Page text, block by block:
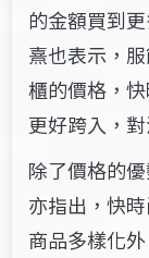
的金額買到
熹也表示，
櫃的價格，
更好跨入，
除了價格的
亦指出，快
商品多樣化